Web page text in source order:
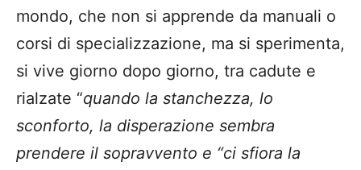
mondo, che non si apprende da manuali o
corsi di specializzazione, ma si sperimenta,
si vive giorno dopo giorno, tra cadute e
rialzate “quando la stanchezza, lo
sconforto, la disperazione sembra
prendere il sopravvento e “ci sfiora la